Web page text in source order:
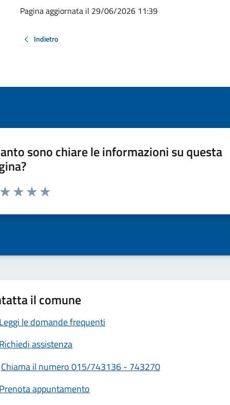
Pagina aggiornata il 29/06/2026 11:39
Indietro
sono chiare le informazioni su questa
da 1 a 5 stelle la pagina
il comune
le domande frequenti
assistenza
Chiama il numero 015/743136 - 743270
appuntamento